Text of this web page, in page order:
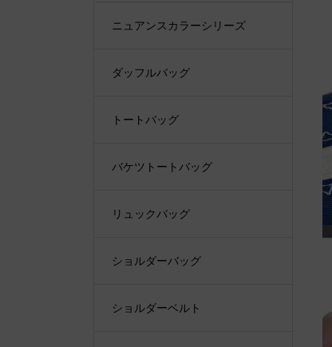
ニュアンスカラーシリーズ
ダッフルバッグ
トートバッグ
バケツトートバッグ
リュックバッグ
ショルダーバッグ
ショルダーベルト